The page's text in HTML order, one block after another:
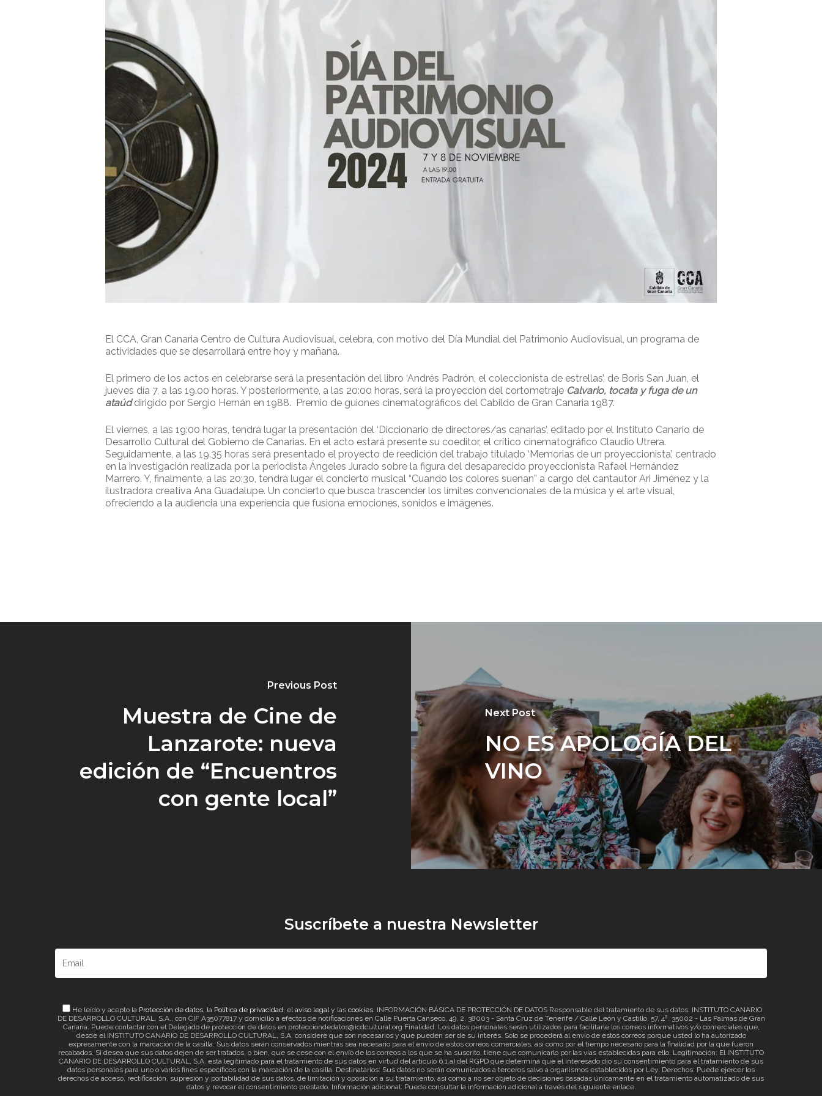
Presione enter para buscar o ESC para cerrar
El CCA, Gran Canaria Centro de Cultura Audiovisual, celebra, con motivo del Día Mundial del Patrimonio Audiovisual, un programa de
actividades que se desarrollará entre hoy y mañana.
El primero de los actos en celebrarse será la presentación del libro ‘Andrés Padrón, el coleccionista de estrellas’, de Boris San Juan, el
jueves día 7, a las 19.00 horas. Y posteriormente, a las 20:00 horas, será la proyección del cortometraje Calvario, tocata y fuga de un
ataúddirigido por Sergio Hernán en 1988. Premio de guiones cinematográficos del Cabildo de Gran Canaria 1987.
El viernes, a las 19:00 horas, tendrá lugar la presentación del ‘Diccionario de directores/as canarias’, editado por el Instituto Canario de
Desarrollo Cultural del Gobierno de Canarias. En el acto estará presente su coeditor, el crítico cinematográfico Claudio Utrera.
Seguidamente, a las 19.35 horas será presentado el proyecto de reedición del trabajo titulado ‘Memorias de un proyeccionista’, centrado
en la investigación realizada por la periodista Ángeles Jurado sobre la figura del desaparecido proyeccionista Rafael Hernández
Marrero. Y, finalmente, a las 20:30, tendrá lugar el concierto musical “Cuando los colores suenan” a cargo del cantautor Ari Jiménez y la
ilustradora creativa Ana Guadalupe. Un concierto que busca trascender los límites convencionales de la música y el arte visual,
ofreciendo a la audiencia una experiencia que fusiona emociones, sonidos e imágenes.
Previous Post
Muestra de Cine de
Lanzarote: nueva
edición de “Encuentros
con gente local”
Next Post
NO ES APOLOGÍA DEL
VINO
Suscríbete a nuestra Newsletter
He leído y acepto la Protección de datos, la Política de privacidad, elaviso legaly las cookies. INFORMACIÓN BÁSICA DE PROTECCIÓN DE DATOS Responsable del tratamiento de sus datos: INSTITUTO CANARIO
DE DESARROLLO CULTURAL, S.A., con CIF A35077817 y domicilio a efectos de notificaciones en Calle Puerta Canseco, 49, 2, 38003 - Santa Cruz de Tenerife / Calle León y Castillo, 57, 4ª. 35002 - Las Palmas de Gran
Canaria. Puede contactar con el Delegado de protección de datos en protecciondedatos@icdcultural.org Finalidad: Los datos personales serán utilizados para facilitarle los correos informativos y/o comerciales que,
desde el INSTITUTO CANARIO DE DESARROLLO CULTURAL, S.A. considere que son necesarios y que pueden ser de su interés. Solo se procederá al envío de estos correos porque usted lo ha autorizado
expresamente con la marcación de la casilla. Sus datos serán conservados mientras sea necesario para el envío de estos correos comerciales, así como por el tiempo necesario para la finalidad por la que fueron
recabados. Si desea que sus datos dejen de ser tratados, o bien, que se cese con el envío de los correos a los que se ha suscrito, tiene que comunicarlo por las vías establecidas para ello. Legitimación: El INSTITUTO
CANARIO DE DESARROLLO CULTURAL, S.A. está legitimado para el tratamiento de sus datos en virtud del artículo 6.1.a) del RGPD que determina que el interesado dio su consentimiento para el tratamiento de sus
datos personales para uno o varios fines específicos con la marcación de la casilla. Destinatarios: Sus datos no serán comunicados a terceros salvo a organismos establecidos por Ley. Derechos: Puede ejercer los
derechos de acceso, rectificación, supresión y portabilidad de sus datos, de limitación y oposición a su tratamiento, así como a no ser objeto de decisiones basadas únicamente en el tratamiento automatizado de sus
datos y revocar el consentimiento prestado. Información adicional: Puede consultar la información adicional a través del siguiente enlace.